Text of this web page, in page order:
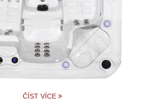
ČÍST VÍCE